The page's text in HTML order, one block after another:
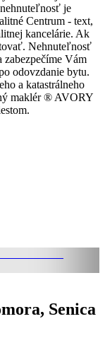
je
Centrum - text,
kancelárie. Ak
Nehnuteľnosť
Vám
odovzdanie bytu.
a katastrálneho
maklér ® AVORY
Senica